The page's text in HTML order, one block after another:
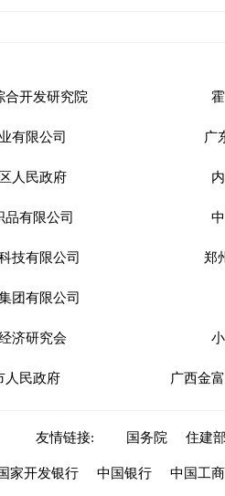
合开发研究院
有限公司 广
人民政府
有限公司
技有限公司 郑
团有限公司
济研究会
人民政府 广西金
友情链接: 国务院 住建
国家开发银行 中国银行 中国工